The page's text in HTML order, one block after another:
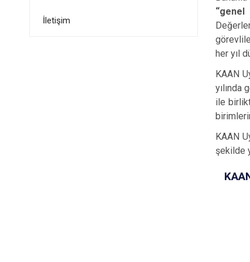
İletişim
her yıl
KAAN
yılında
ile
KAAN
şekilde